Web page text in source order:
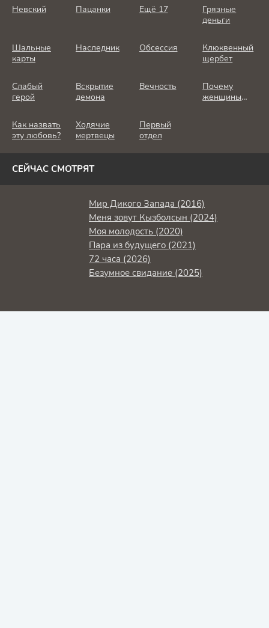
Невский Пацанки Ещё 17
Грязные
деньги
Шальные
карты
Наследник Обсессия
Клюквенный
щербет
Слабый
герой
Вскрытие
демона
Вечность
Почему
женщины
Как назвать
эту любовь?
Ходячие
мертвецы
Первый
отдел
СЕЙЧАС СМОТРЯТ
Мир Дикого Запада (2016)
Меня зовут Кызболсын (2024)
Моя молодость (2020)
Пара из будущего (2021)
72 часа (2026)
Безумное свидание (2025)